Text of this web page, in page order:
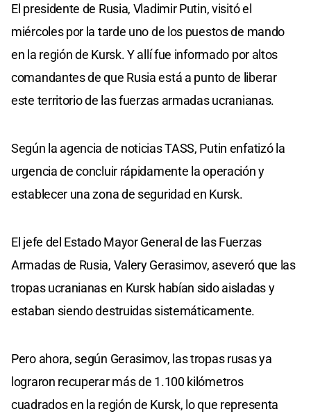
El presidente de Rusia, Vladimir Putin, visitó el
miércoles por la tarde uno de los puestos de mando
en la región de Kursk. Y allí fue informado por altos
comandantes de que Rusia está a punto de liberar
este territorio de las fuerzas armadas ucranianas.
Según la agencia de noticias TASS, Putin enfatizó la
urgencia de concluir rápidamente la operación y
establecer una zona de seguridad en Kursk.
El jefe del Estado Mayor General de las Fuerzas
Armadas de Rusia, Valery Gerasimov, aseveró que las
tropas ucranianas en Kursk habían sido aisladas y
estaban siendo destruidas sistemáticamente.
Pero ahora, según Gerasimov, las tropas rusas ya
lograron recuperar más de 1.100 kilómetros
cuadrados en la región de Kursk, lo que representa